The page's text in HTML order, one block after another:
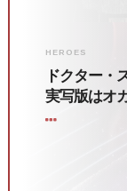
HEROES
ドクター・
実写版はオ